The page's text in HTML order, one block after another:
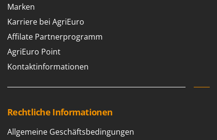
Marken
Karriere bei AgriEuro
Affilate Partnerprogramm
AgriEuro Point
Kontaktinformationen
Rechtliche Informationen
Allgemeine Geschäftsbedingungen